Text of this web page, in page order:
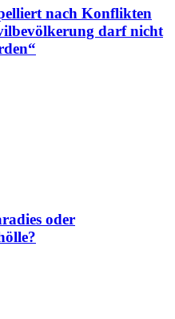
nach Konflikten
darf nicht
oder